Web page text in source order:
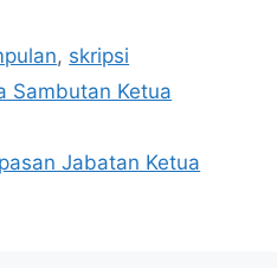
, skripsi
Sambutan Ketua
Jabatan Ketua